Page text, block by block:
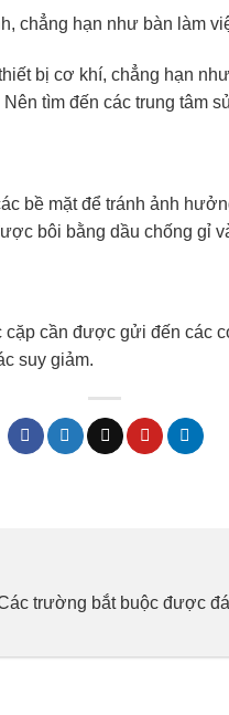
chẳng hạn như bàn làm
bị cơ khí, chẳng hạn
tìm đến các trung tâm
bề mặt để tránh ảnh
bôi bằng dầu chống gỉ
cần được gửi đến các
suy giảm.
trường bắt buộc được